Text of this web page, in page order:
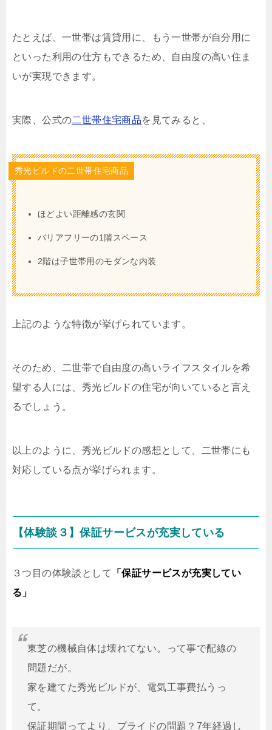
たとえば、一世帯は賃貸用に、もう一世帯が自分用に
といった利用の仕方もできるため、自由度の高い住ま
いが実現できます。
実際、公式の二世帯住宅商品を見てみると、
秀光ビルドの二世帯住宅商品
ほどよい距離感の玄関
バリアフリーの1階スペース
2階は子世帯用のモダンな内装
上記のような特徴が挙げられています。
そのため、二世帯で自由度の高いライフスタイルを希
望する人には、秀光ビルドの住宅が向いていると言え
るでしょう。
以上のように、秀光ビルドの感想として、二世帯にも
対応している点が挙げられます。
【体験談３】保証サービスが充実している
３つ目の体験談として
「保証サービスが充実してい
る」
東芝の機械自体は壊れてない。って事で配線の
問題だが。
家を建てた秀光ビルドが、電気工事費払うっ
て。
保証期間ってより、プライドの問題？7年経過し